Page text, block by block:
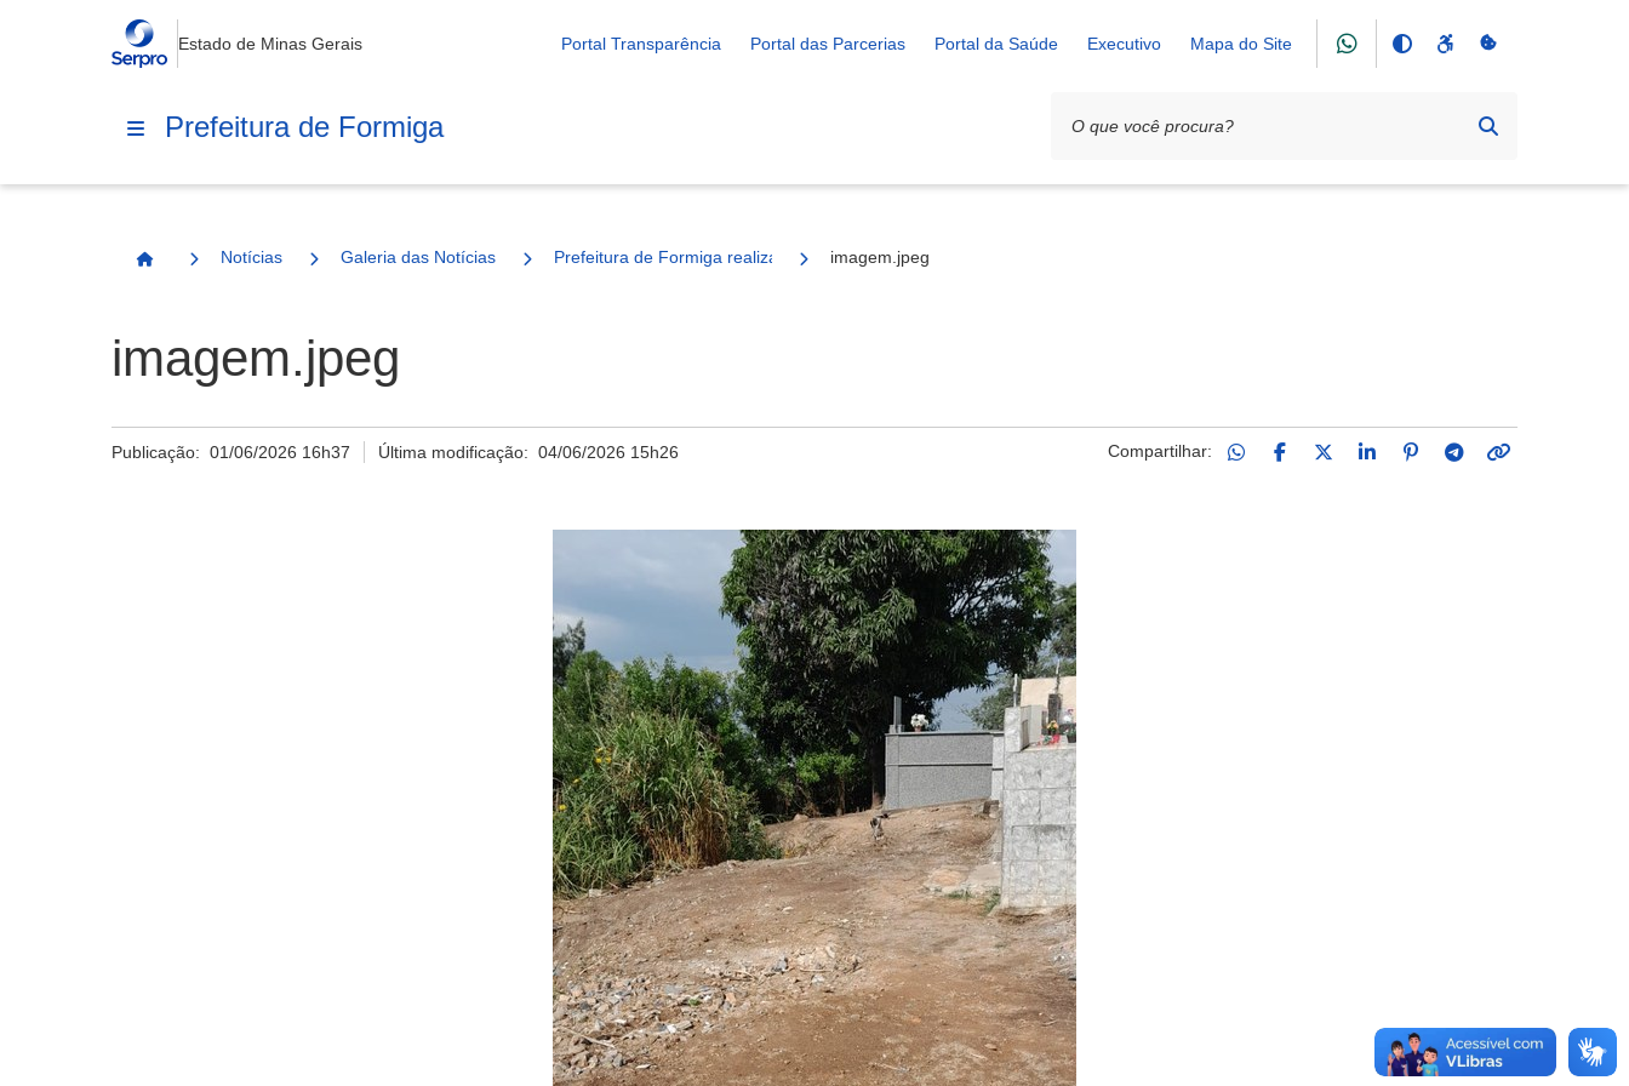
Estado de Minas Gerais Portal Transparência Portal das Parcerias Portal da Saúde Executivo Mapa do Site
Prefeitura de Formiga
Página Inicial
Notícias Galeria das Notícias Prefeitura de Formiga realiza limpeza e manutenção no Cemitério do Rosário
imagem.jpeg
imagem.jpeg
Publicação: 01/06/2026 16h37 Última modificação:04/06/2026 15h26 Compartilhar: